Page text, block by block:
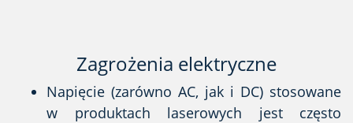
Zagrożenia elektryczne
Napięcie (zarówno AC, jak i DC) stosowane
w produktach laserowych jest często